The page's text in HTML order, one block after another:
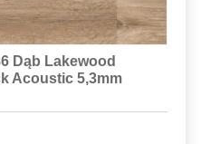
Dąb Lakewood
Acoustic 5,3mm